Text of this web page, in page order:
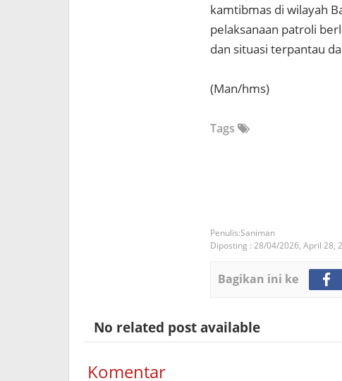
kamtibmas di wilayah
pelaksanaan patroli
dan situasi terpantau
(Man/hms)
Tags
Saniman
Diposting : 28/04/2026, April 28,
Bagikan ini ke
No related post available
Komentar